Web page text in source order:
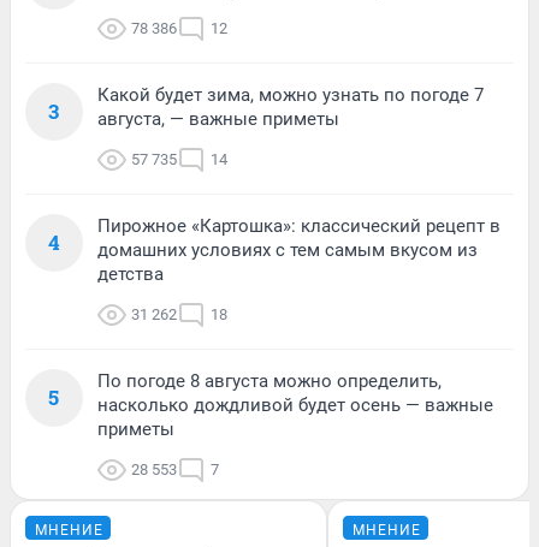
78 386 12
3
Какой будет зима, можно узнать по погоде 7
августа, — важные приметы
57 735 14
4
Пирожное «Картошка»: классический рецепт в
домашних условиях с тем самым вкусом из
детства
31 262 18
5
По погоде 8 августа можно определить,
насколько дождливой будет осень — важные
приметы
28 553 7
МНЕНИЕ МНЕНИЕ